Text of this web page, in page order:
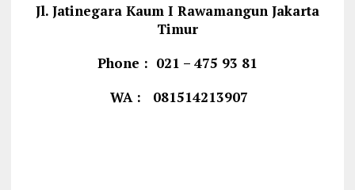
Jl. Jatinegara Kaum I Rawamangun Jakarta
Timur
Phone : 021 – 475 93 81
WA : 081514213907